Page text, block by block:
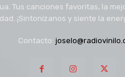
Tus canciones favoritas, la
¡Sintonízanos y siente la
Contacto: